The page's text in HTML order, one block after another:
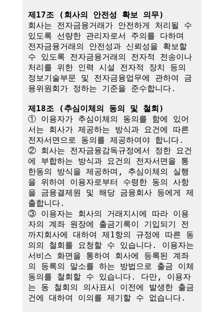
제17조 (회사의 안전성 확보 의무)
회사는 전자금융거래가 안전하게 처리될 수
있도록 선량한 관리자로서 주의를 다하며
전자금융거래의 안전성과 신뢰성을 확보할
수 있도록 전자금융거래의 전자적 전송이나
처리를 위한 인력 시설 전자적 장치 등의
정보기술부문 및 전자금융업무에 관하여 금
융위원회가 정하는 기준을 준수합니다.
제18조 (추심이체의 동의 및 철회)
① 이용자가 추심이체의 동의를 함에 있어
서는 회사가 제공하는 방식과 요건에 따른
전자서면으로 동의를 제공하여야 합니다.
② 회사는 전자금융감독규정에서 정한 요건
에 부합하는 방식과 요건의 전자서면을 통
한동의 방식을 제공하며, 추심이체의 실행
을 위하여 이용자로부터 수령한 동의 사항
을 금융결제원 및 해당 금융회사 등에게 제
출합니다.
③ 이용자는 회사의 거래지시에 따라 이용
자의 계좌 원장에 출금기록이 기입되기 전
까지회사에 대하여 제1항의 규정에 따른 동
의의 철회를 요청할 수 있습니다. 이용자는
서비스 화면을 통하여 회사에 등록된 계좌
의 등록의 말소를 하는 방법으로 출금 이체
동의를 철회할 수 있습니다. 다만, 이용자
는 동 철회의 의사표시 이전에 발생한 출금
건에 대하여 이의를 제기할 수 없습니다.